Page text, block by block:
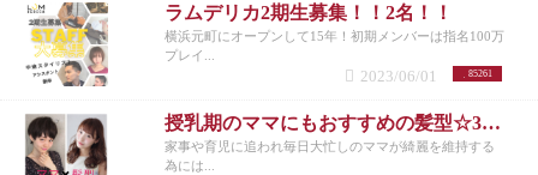
ラムデリカ2期生募集！！2名！！
横浜元町にオープンして15年！初期メンバーは指名100万
プレイ...
85261
2023/06/01
授乳期のママにもおすすめの髪型☆30代女性を若く見せるスタイル特集☆
家事や育児に追われ毎日大忙しのママが綺麗を維持する
為には...